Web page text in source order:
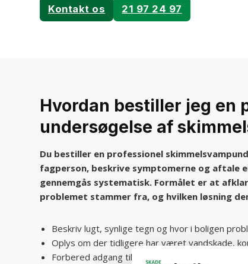
Kontakt os 21 97 24 97
Hvordan bestiller jeg en
undersøgelse af
Du bestiller en professionel
fagperson, beskrive symptomerne og aftale
gennemgås systematisk. Formålet er at
problemet stammer fra, og hvilken løsning
Beskriv lugt, synlige tegn og hvor i boligen
Oplys om der tidligere har været vandskade,
Forbered adgang til de rum og konstruktioner,